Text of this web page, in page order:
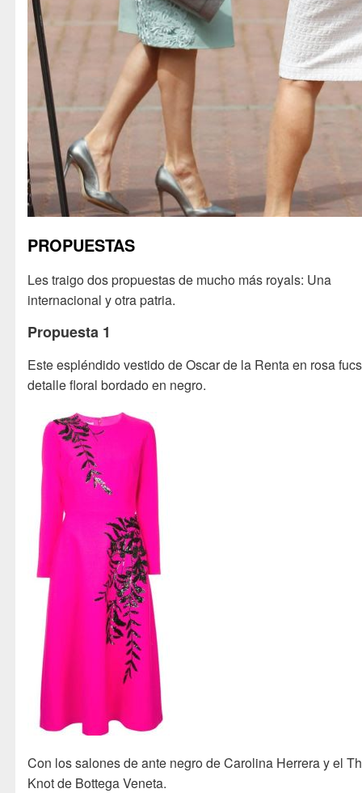
PROPUESTAS
Les traigo dos propuestas de mucho más royals: Una
internacional y otra patria.
Propuesta 1
Este espléndido vestido de Oscar de la Renta en rosa
detalle floral bordado en negro.
Con los salones de ante negro de Carolina Herrera y el
Knot de Bottega Veneta.